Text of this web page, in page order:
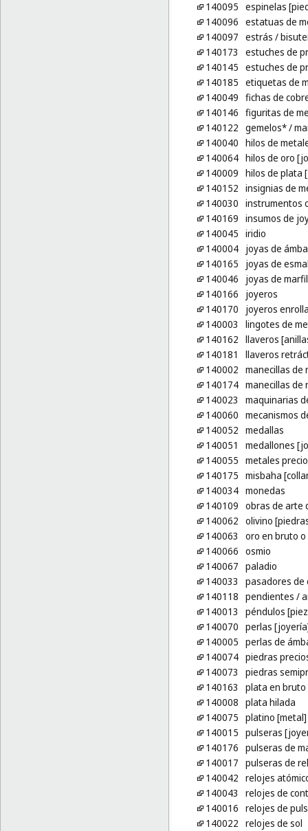
140095 espinelas
140096 estatuas de
140097 estrás /
140173
estuches de
140145 estuches de
140185 etiquetas de
140049 fichas de
140146 figuritas de
140122 gemelos*/
140040 hilos de
140064 hilos de oro
140009 hilos de plata
140152 insignias de
140030 instrumentos
140169 insumos de
140045 iridio
140004 joyas de
140165
joyas de
140046
joyas de marfil
140166
joyeros
140170
joyeros
140003
lingotes de
140162 llaveros
140181
llaveros
140002 manecillas de
140174 manecillas de
140023
maquinarias
140060 mecanismos
140052 medallas
140051
medallones
140055 metales
140175 misbaha
140034 monedas
140109 obras de arte
140062 olivino
140063
oro en bruto
140066 osmio
140067 paladio
140033
pasadores de
140118 pendientes /
140013
péndulos
140070 perlas
140005 perlas de
140074 piedras
140073
piedras
140163
plata en
140008 plata hilada
140075 platino [metal]
140015 pulseras
140176 pulseras de
140017 pulseras de
140042 relojes
140043
relojes de
140016 relojes de
140022 relojes de sol